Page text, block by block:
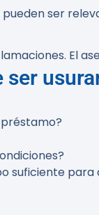
ser
El
ser
suficiente para